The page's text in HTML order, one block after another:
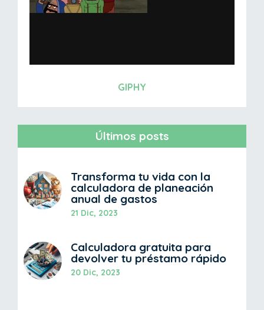
GIPHY
Últimos posts
Transforma tu vida con la
calculadora de planeación
anual de gastos
21 Dic, 2023
Calculadora gratuita para
devolver tu préstamo rápido
20 Dic, 2023